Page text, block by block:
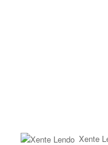
Autor
Xente